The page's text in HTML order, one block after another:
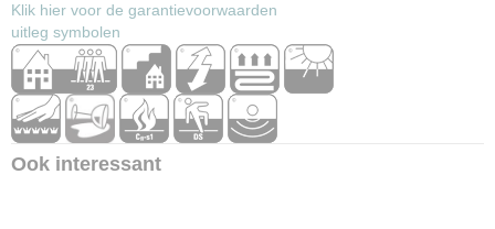
Klik hier voor de garantievoorwaarden
uitleg symbolen
Ook interessant